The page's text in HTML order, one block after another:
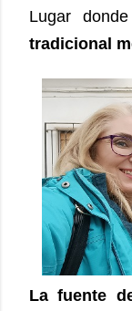
Lugar
tradicional
La fuente